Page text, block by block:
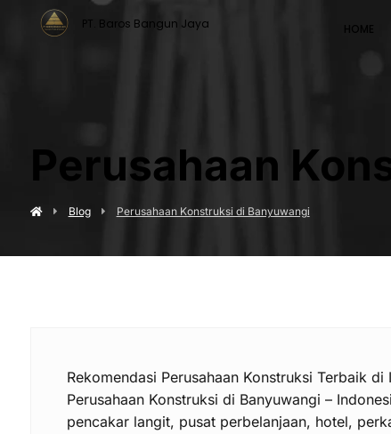
PT. Baros Bangun Jaya HOME
Perusahaan
Blog Perusahaan Konstruksi di Banyuwangi
Rekomendasi Perusahaan Konstruksi Terbaik di
Perusahaan Konstruksi di Banyuwangi –
pencakar langit, pusat perbelanjaan, hotel,